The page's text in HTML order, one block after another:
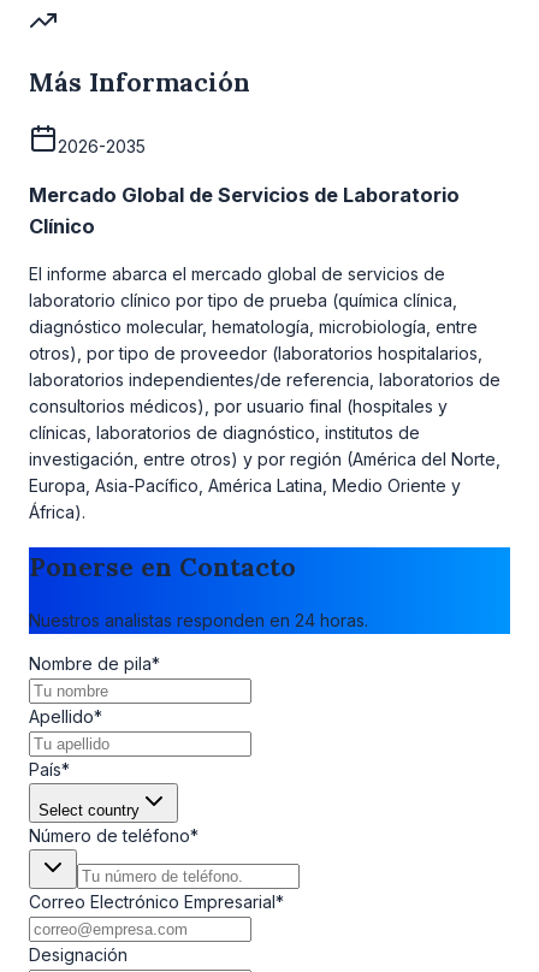
Más Información
2026-2035
Mercado Global de Servicios de Laboratorio
Clínico
El informe abarca el mercado global de servicios de
laboratorio clínico por tipo de prueba (química clínica,
diagnóstico molecular, hematología, microbiología, entre
otros), por tipo de proveedor (laboratorios hospitalarios,
laboratorios independientes/de referencia, laboratorios de
consultorios médicos), por usuario final (hospitales y
clínicas, laboratorios de diagnóstico, institutos de
investigación, entre otros) y por región (América del Norte,
Europa, Asia-Pacífico, América Latina, Medio Oriente y
África).
Ponerse en Contacto
Nuestros analistas responden en 24 horas.
Nombre de pila*
Apellido*
País*
Select country
Número de teléfono*
Correo Electrónico Empresarial*
Designación